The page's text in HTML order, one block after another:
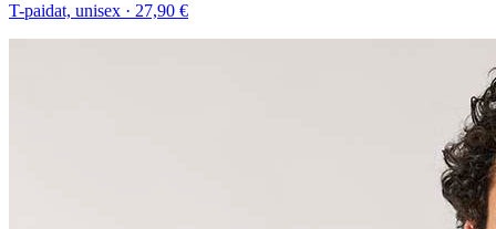
T-paidat, unisex · 27,90 €